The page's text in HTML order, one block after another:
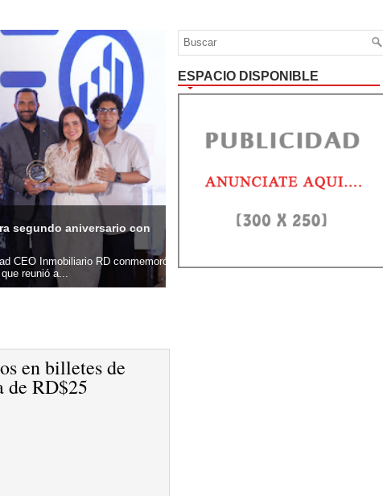
segundo aniversario con
CEO Inmobiliario RD conmemoró
reunió a...
ADOCCO respalda creación de
en billetes de
de RD$25
ESPACIO DISPONIBLE